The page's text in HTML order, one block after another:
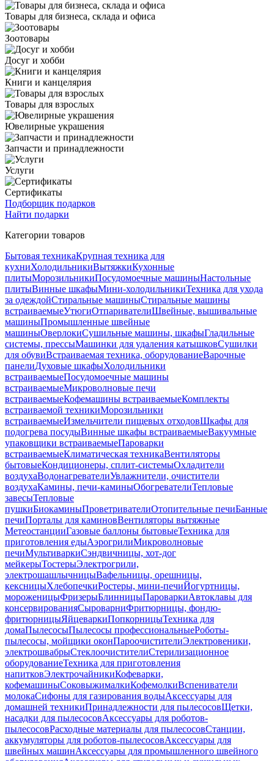
Товары для бизнеса, склада и офиса
Зоотовары
Досуг и хобби
Книги и канцелярия
Товары для взрослых
Ювелирные украшения
Запчасти и принадлежности
Услуги
Сертификаты
Подборщик подарков
Найти подарки
Категории товаров
Бытовая техникаКрупная техника для
кухниХолодильникиВытяжкиКухонные
плитыМорозильникиПосудомоечные машиныНастольные
плитыВинные шкафыМини-холодильникиТехника для ухода
за одеждойСтиральные машиныСтиральные машины
встраиваемыеУтюгиОтпаривателиШвейные, вышивальные
машиныПромышленные швейные
машиныОверлокиСушильные машины, шкафыГладильные
системы, прессыМашинки для удаления катышковСушилки
для обувиВстраиваемая техника, оборудованиеВарочные
панелиДуховые шкафыХолодильники
встраиваемыеПосудомоечные машины
встраиваемыеМикроволновые печи
встраиваемыеКофемашины встраиваемыеКомплекты
встраиваемой техникиМорозильники
встраиваемыеИзмельчители пищевых отходовШкафы для
подогрева посудыВинные шкафы встраиваемыеВакуумные
упаковщики встраиваемыеПароварки
встраиваемыеКлиматическая техникаВентиляторы
бытовыеКондиционеры, сплит-системыОхладители
воздухаВодонагревателиУвлажнители, очистители
воздухаКамины, печи-каминыОбогревателиТепловые
завесыТепловые
пушкиБиокаминыПроветривателиОтопительные печиБанные
печиПорталы для каминовВентиляторы вытяжные
МетеостанцииГазовые баллоны бытовыеТехника для
приготовления едыАэрогрилиМикроволновые
печиМультиваркиСэндвичницы, хот-дог
мейкерыТостерыЭлектрогрили,
электрошашлычницыВафельницы, орешницы,
кексницыХлебопечкиРостеры, мини-печиЙогуртницы,
мороженицыФризерыБлинницыПароваркиАвтоклавы для
консервированияСыроварниФритюрницы, фондю-
фритюрницыЯйцеваркиПопкорницыТехника для
домаПылесосыПылесосы профессиональныеРоботы-
пылесосы, мойщики оконПароочистителиЭлектровеники,
электрошвабрыСтеклоочистителиСтерилизационное
оборудованиеТехника для приготовления
напитковЭлектрочайникиКофеварки,
кофемашиныСоковыжималкиКофемолкиВспениватели
молокаСифоны для газирования водыАксессуары для
домашней техникиПринадлежности для пылесосовЩетки,
насадки для пылесосовАксессуары для роботов-
пылесосовРасходные материалы для пылесосовСтанции,
аккумуляторы для роботов-пылесосовАксессуары для
швейных машинАксессуары для промышленного швейного